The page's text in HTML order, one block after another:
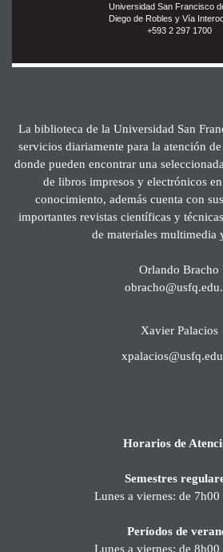
Universidad San Francisco
Diego de Robles y Vía
+593 2 297 1700
La biblioteca de la Universidad San
servicios diariamente para la atención
donde pueden encontrar una
de libros impresos y electrónicos
conocimiento, además cuenta con
importantes revistas científicas y
de materiales multimedia
Orlando Bracho
Xavier Palacios
Horarios de
Semestres
Lunes a viernes: de 7h00
Períodos de
Lunes a viernes: de 8h00